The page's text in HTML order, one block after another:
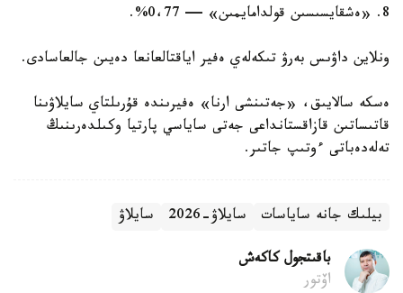
8. «ەشقايسىسىن قولدامايمىن» — 0،77%.
ونلاين داۋىس بەرۋ تىكەلەي ەفير اياقتالعانعا دەيىن جالعاسادى.
ەسكە سالايىق، «جەتىنشى ارنا» ەفيرىندە قۇرىلتاي سايلاۋىنا
قاتىساتىن قازاقستانداعى جەتى ساياسي پارتيا وكىلدەرىنىڭ
تەلەدەباتى ءوتىپ جاتىر.
بيلىك جانە ساياسات سايلاۋ-2026 سايلاۋ
باقىتجول كاكەش
اۆتور